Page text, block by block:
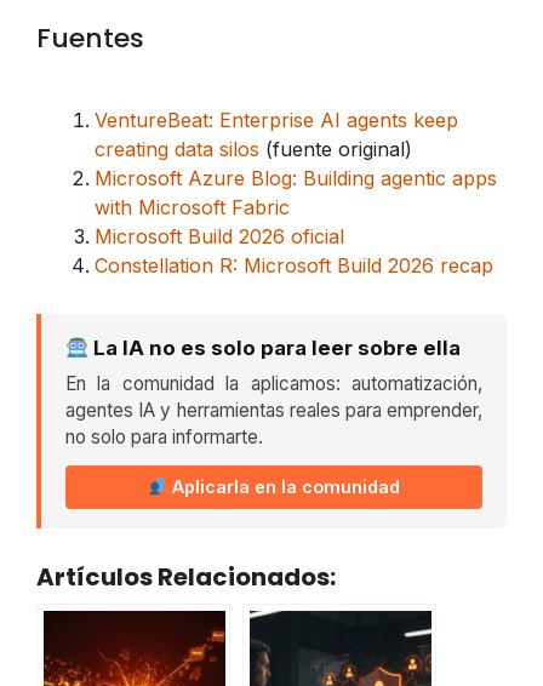
Fuentes
VentureBeat: Enterprise AI agents keep
creating data silos (fuente original)
Microsoft Azure Blog: Building agentic apps
with Microsoft Fabric
Microsoft Build 2026 oficial
Constellation R: Microsoft Build 2026 recap
La IA no es solo para leer sobre ella
En la comunidad la aplicamos: automatización,
agentes IA y herramientas reales para emprender,
no solo para informarte.
Aplicarla en la comunidad
Artículos Relacionados: